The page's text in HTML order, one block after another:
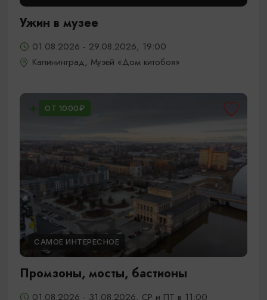
Ужин в музее
01.08.2026 - 29.08.2026, 19:00
Калининград, Музей «Дом китобоя»
ОТ 1000₽
САМОЕ ИНТЕРЕСНОЕ
Промзоны, мосты, бастионы
01.08.2026 - 31.08.2026, СР и ПТ в 11:00